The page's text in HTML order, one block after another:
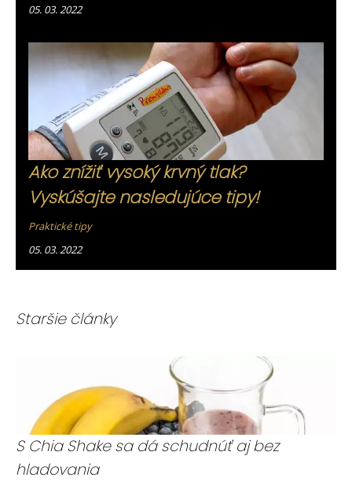
05. 03. 2022
Ako znížiť vysoký krvný tlak?
Vyskúšajte nasledujúce tipy!
Praktické tipy
05. 03. 2022
Staršie články
S Chia Shake sa dá schudnúť aj bez
hladovania